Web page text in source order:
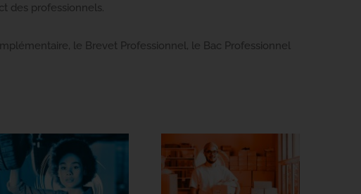
des professionnels.
le Brevet Professionnel, le Bac Professionnel